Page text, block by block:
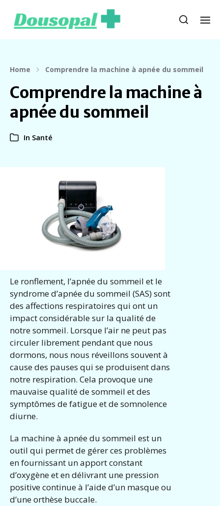
Home Comprendre la machine à apnée du sommeil
Comprendre la machine à
apnée du sommeil
In Santé
Le ronflement, l’apnée du sommeil et le
syndrome d’apnée du sommeil (SAS) sont
des affections respiratoires qui ont un
impact considérable sur la qualité de
notre sommeil. Lorsque l’air ne peut pas
circuler librement pendant que nous
dormons, nous nous réveillons souvent à
cause des pauses qui se produisent dans
notre respiration. Cela provoque une
mauvaise qualité de sommeil et des
symptômes de fatigue et de somnolence
diurne.
La machine à apnée du sommeil est un
outil qui permet de gérer ces problèmes
en fournissant un apport constant
d’oxygène et en délivrant une pression
positive continue à l’aide d’un masque ou
d’une orthèse buccale.